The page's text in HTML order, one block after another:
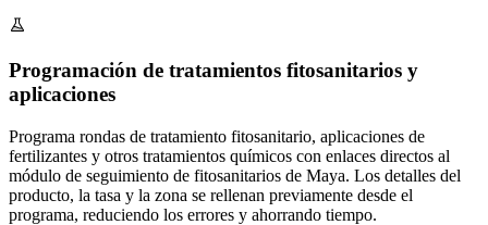
Programación de tratamientos fitosanitarios y
aplicaciones
Programa rondas de tratamiento fitosanitario, aplicaciones de
fertilizantes y otros tratamientos químicos con enlaces directos al
módulo de seguimiento de fitosanitarios de Maya. Los detalles del
producto, la tasa y la zona se rellenan previamente desde el
programa, reduciendo los errores y ahorrando tiempo.